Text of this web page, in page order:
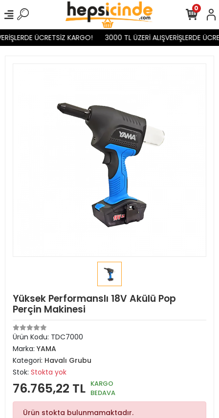
ÜCRETSİZ KARGO! 3000 TL ÜZERİ ALIŞVERİŞLERDE
0
Yüksek Performanslı 18V Akülü Pop
Perçin Makinesi
Ürün Kodu: TDC7000
Marka: YAMA
Kategori: Havalı Grubu
Stok: Stokta yok
76.765,22 TL KARGO
BEDAVA
Ürün stokta bulunmamaktadır.